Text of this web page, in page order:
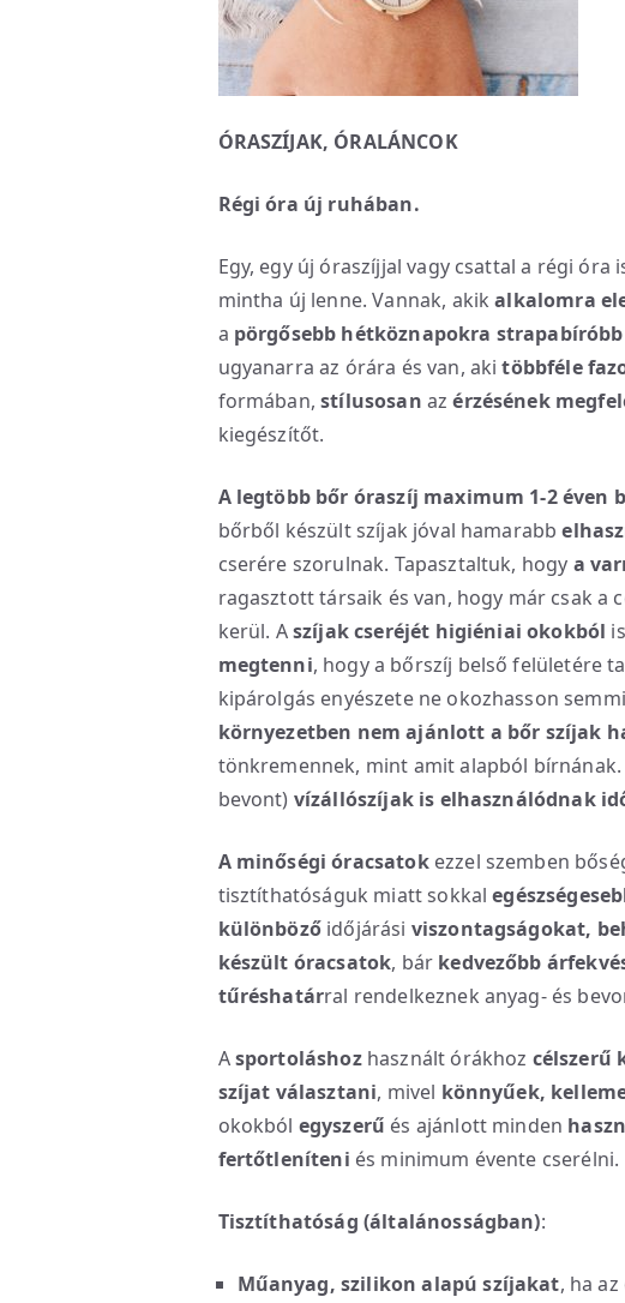
ÓRASZÍJAK, ÓRALÁNCOK
Régi óra új ruhában.
Egy, egy új óraszíjjal vagy csattal a régi óra
mintha új lenne. Vannak, akikalkalomra
a pörgősebb hétköznapokra
ugyanarra az órára és van, akitöbbféle
formában,stílusosan azérzésének
kiegészítőt.
A legtöbb bőr óraszíj maximum 1-2 éven
bőrből készült szíjak jóval hamarabb
cserére szorulnak. Tapasztaltuk, hogy a
ragasztott társaik és van, hogy már csak a
kerül. Aszíjak cseréjét higiéniai okokból is
megtenni, hogy a bőrszíj belső felületére
kipárolgás enyészete ne okozhasson
környezetben nem ajánlott a bőr szíjak
tönkremennek, mint amit alapból
bevont) vízállószíjak is elhasználódnak
A minőségi óracsatokezzel szemben
tisztíthatóságuk miatt sokkal
különbözőidőjárási viszontagságokat,
készült óracsatok, bár kedvezőbb
tűréshatárral rendelkeznek anyag- és
Asportoláshozhasznált órákhoz célszerű
szíjat választani, mivel könnyűek,
okokból egyszerű és ajánlott minden
fertőtleníteni és minimum évente cserélni.
Tisztíthatóság (általánosságban):
Műanyag, szilikon alapú szíjakat, ha